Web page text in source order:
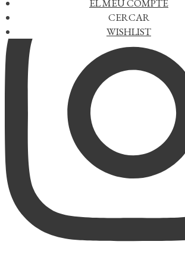
EL MEU COMPTE
CERCAR
WISHLIST